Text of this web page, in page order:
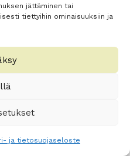
jättäminen tai
tiettyihin ominaisuuksiin ja
ja tietosuojaseloste